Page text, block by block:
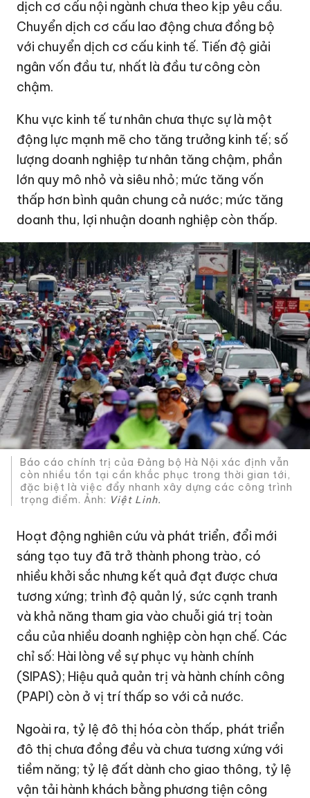
dịch cơ cấu nội ngành chưa theo kịp yêu cầu.
Chuyển dịch cơ cấu lao động chưa đồng bộ
với chuyển dịch cơ cấu kinh tế. Tiến độ giải
ngân vốn đầu tư, nhất là đầu tư công còn
chậm.
Khu vực kinh tế tư nhân chưa thực sự là một
động lực mạnh mẽ cho tăng trưởng kinh tế; số
lượng doanh nghiệp tư nhân tăng chậm, phần
lớn quy mô nhỏ và siêu nhỏ; mức tăng vốn
thấp hơn bình quân chung cả nước; mức tăng
doanh thu, lợi nhuận doanh nghiệp còn thấp.
Báo cáo chính trị của Đảng bộ Hà Nội xác định vẫn
còn nhiều tồn tại cần khắc phục trong thời gian tới,
đặc biệt là việc đẩy nhanh xây dựng các công trình
trọng điểm. Ảnh: Việt Linh.
Hoạt động nghiên cứu và phát triển, đổi mới
sáng tạo tuy đã trở thành phong trào, có
nhiều khởi sắc nhưng kết quả đạt được chưa
tương xứng; trình độ quản lý, sức cạnh tranh
và khả năng tham gia vào chuỗi giá trị toàn
cầu của nhiều doanh nghiệp còn hạn chế. Các
chỉ số: Hài lòng về sự phục vụ hành chính
(SIPAS); Hiệu quả quản trị và hành chính công
(PAPI) còn ở vị trí thấp so với cả nước.
Ngoài ra, tỷ lệ đô thị hóa còn thấp, phát triển
đô thị chưa đồng đều và chưa tương xứng với
tiềm năng; tỷ lệ đất dành cho giao thông, tỷ lệ
vận tải hành khách bằng phương tiện công